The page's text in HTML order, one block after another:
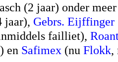
(2 jaar) onder
jaar), Gebrs. Eijffinger
failliet),
en Safimex (nu Flokk,